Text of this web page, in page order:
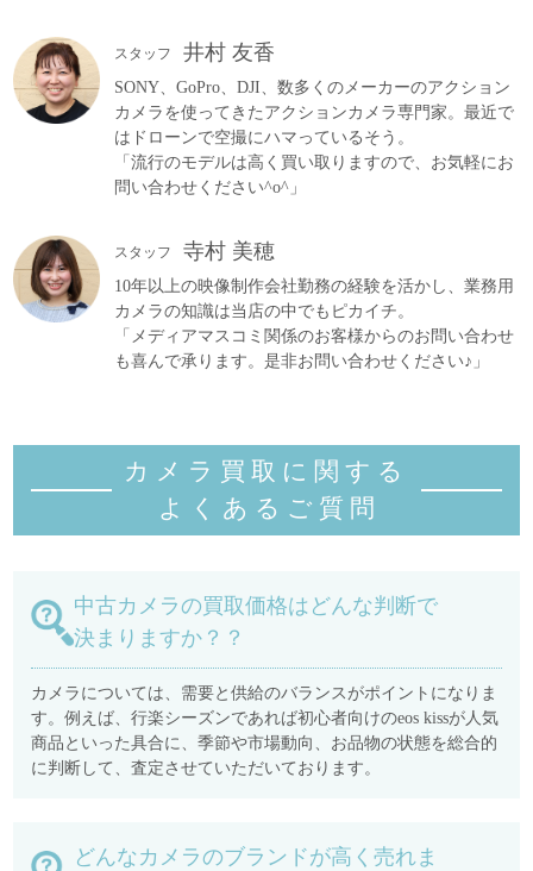
スタッフ 井村 友香
SONY、GoPro、DJI、数多くのメーカーのアクション
カメラを使ってきたアクションカメラ専門家。最近で
はドローンで空撮にハマっているそう。
「流行のモデルは高く買い取りますので、お気軽にお
問い合わせください^o^」
スタッフ 寺村 美穂
10年以上の映像制作会社勤務の経験を活かし、業務用
カメラの知識は当店の中でもピカイチ。
「メディアマスコミ関係のお客様からのお問い合わせ
も喜んで承ります。是非お問い合わせください♪」
カメラ買取に関する
よくあるご質 問
中古カメラの買取価格はどんな判断で
決まりますか？？
カメラについては、需要と供給のバランスがポイントになりま
す。例えば、行楽シーズンであれば初心者向けのeos kissが人気
商品といった具合に、季節や市場動向、お品物の状態を総合的
に判断して、査定させていただいております。
どんなカメラのブランドが高く売れま